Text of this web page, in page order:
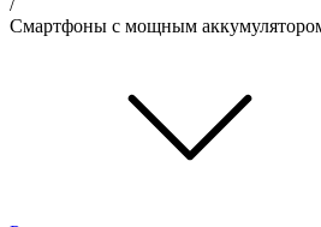
/
Смартфоны с мощным